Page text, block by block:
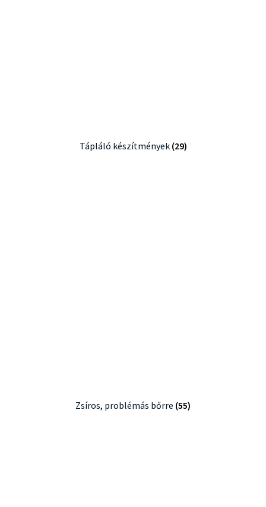
Tápláló készítmények (29)
Zsíros, problémás bőrre (55)